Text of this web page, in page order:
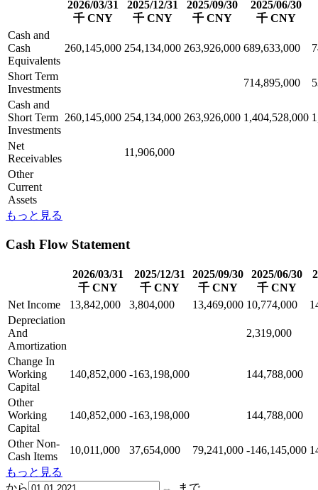
2026/03/31
千 CNY
2025/12/31
千 CNY
2025/09/30
千 CNY
2025/06/30
千 CNY
Cash and
Cash
Equivalents
260,145,000 254,134,000 263,926,000 689,633,000
Short Term
Investments
714,895,000
Cash and
Short Term
Investments
260,145,000 254,134,000 263,926,000 1,404,528,000
Net
Receivables
11,906,000
Other
Current
Assets
もっと見る
Cash Flow Statement
2026/03/31
千 CNY
2025/12/31
千 CNY
2025/09/30
千 CNY
2025/06/30
千 CNY
Net Income 13,842,000 3,804,000 13,469,000 10,774,000
Depreciation
And
Amortization
2,319,000
Change In
Working
Capital
140,852,000 -163,198,000 144,788,000
Other
Working
Capital
140,852,000 -163,198,000 144,788,000
Other Non-
Cash Items
10,011,000 37,654,000 79,241,000 -146,145,000
もっと見る
から
まで